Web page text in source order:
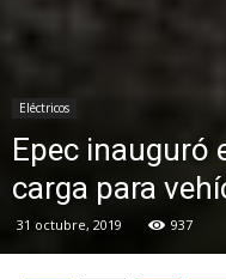
Eléctricos
Epec inauguró
carga para
31 octubre, 2019 937